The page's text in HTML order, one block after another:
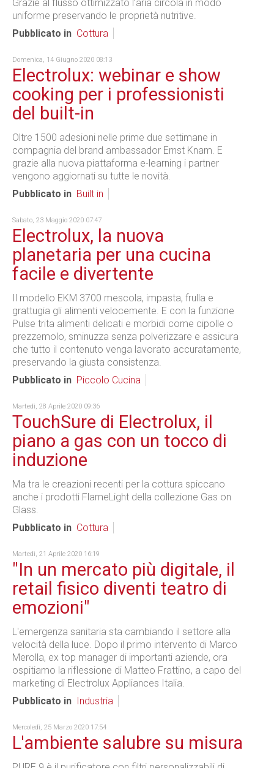
Grazie al flusso ottimizzato l’aria circola in modo
uniforme preservando le proprietà nutritive.
Pubblicato in Cottura
Domenica, 14 Giugno 2020 08:13
Electrolux: webinar e show
cooking per i professionisti
del built-in
Oltre 1500 adesioni nelle prime due settimane in
compagnia del brand ambassador Ernst Knam. E
grazie alla nuova piattaforma e-learning i partner
vengono aggiornati su tutte le novità.
Pubblicato in Built in
Sabato, 23 Maggio 2020 07:47
Electrolux, la nuova
planetaria per una cucina
facile e divertente
Il modello EKM 3700 mescola, impasta, frulla e
grattugia gli alimenti velocemente. E con la funzione
Pulse trita alimenti delicati e morbidi come cipolle o
prezzemolo, sminuzza senza polverizzare e assicura
che tutto il contenuto venga lavorato accuratamente,
preservando la giusta consistenza.
Pubblicato in Piccolo Cucina
Martedì, 28 Aprile 2020 09:36
TouchSure di Electrolux, il
piano a gas con un tocco di
induzione
Ma tra le creazioni recenti per la cottura spiccano
anche i prodotti FlameLight della collezione Gas on
Glass.
Pubblicato in Cottura
Martedì, 21 Aprile 2020 16:19
"In un mercato più digitale, il
retail fisico diventi teatro di
emozioni"
L'emergenza sanitaria sta cambiando il settore alla
velocità della luce. Dopo il primo intervento di Marco
Merolla, ex top manager di importanti aziende, ora
ospitiamo la riflessione di Matteo Frattino, a capo del
marketing di Electrolux Appliances Italia.
Pubblicato in
Industria
Mercoledì, 25 Marzo 2020 17:54
L'ambiente salubre su misura